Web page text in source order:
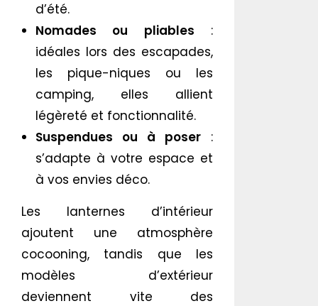
d’été.
Nomades ou pliables :
idéales lors des escapades,
les pique-niques ou les
camping, elles allient
légèreté et fonctionnalité.
Suspendues ou à poser :
s’adapte à votre espace et
à vos envies déco.
Les lanternes d’intérieur
ajoutent une atmosphère
cocooning, tandis que les
modèles d’extérieur
deviennent vite des